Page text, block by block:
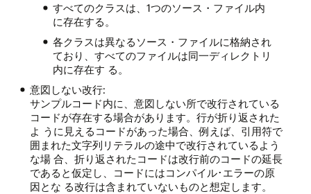
すべてのクラスは、1つのソース・ファイル内
に存在する。
各クラスは異なるソース・ファイルに格納され
ており、すべてのファイルは同一ディレクトリ
内に存在す る。
意図しない改行:
サンプルコード内に、意図しない所で改行されている
コードが存在する場合があります。行が折り返された
よ うに見えるコードがあった場合、例えば、引用符で
囲まれた文字列リテラルの途中で改行されているよう
な場 合、折り返されたコードは改行前のコードの延長
であると仮定し、コードにはコンパイル･エラーの原
因とな る改行は含まれていないものと想定します。